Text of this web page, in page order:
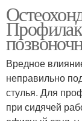
Вредное
неправильно
стулья. Для
при сидячей